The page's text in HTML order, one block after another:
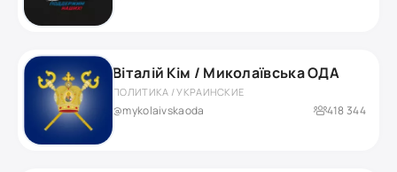
Віталій Кім / Миколаївська ОДА
ПОЛИТИКА / УКРАИНСКИЕ
@mykolaivskaoda 418 344